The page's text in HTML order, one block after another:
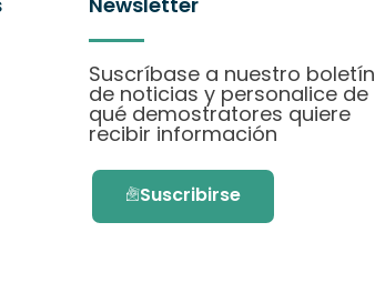
Suscríbase a nuestro boletín
de noticias y personalice de
qué demostratores quiere
recibir información
Suscribirse